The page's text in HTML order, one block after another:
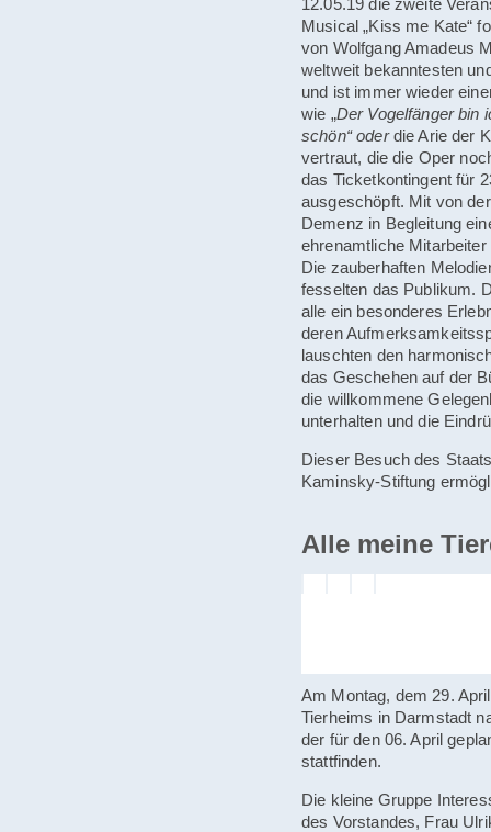
12.05.19 die zweite
Musical „Kiss me Kate“
von Wolfgang Amadeus
weltweit bekanntesten
und ist immer wieder
wie „Der Vogelfänger bin
schön“ oderdie Arie der
vertraut, die die Oper
das Ticketkontingent für
ausgeschöpft. Mit von
Demenz in Begleitung
ehrenamtliche
Die zauberhaften
fesselten das Publikum.
alle ein besonderes
deren
lauschten den
das Geschehen auf der
die willkommene
unterhalten und die
Dieser Besuch des
Kaminsky-Stiftung
Alle meine
Am Montag, dem 29.
Tierheims in Darmstadt
der für den 06. April
stattfinden.
Die kleine Gruppe
des Vorstandes, Frau